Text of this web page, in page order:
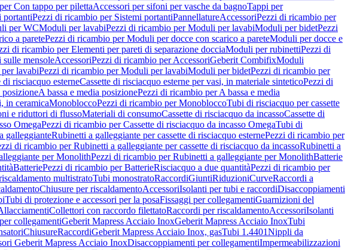
Con tappo per pilettaAccessori per sifoni per vasche da bagnoTappi per
portantiPezzi di ricambio per Sistemi portantiPannellatureAccessoriPezzi di ricambio per
per WCModuli per lavabiPezzi di ricambio per Moduli per lavabiModuli per bidetPezzi
a paretePezzi di ricambio per Moduli per docce con scarico a pareteModuli per docce e
di ricambio per Elementi per pareti di separazione docciaModuli per rubinettiPezzi di
mensoleAccessoriPezzi di ricambio per AccessoriGeberit CombifixModuli
lavabiPezzi di ricambio per Moduli per lavabiModuli per bidetPezzi di ricambio per
di risciacquo esterneCassette di risciacquo esterne per vasi, in materiale sinteticoPezzi di
A bassa e media posizionePezzi di ricambio per A bassa e media
in ceramicaMonobloccoPezzi di ricambio per MonobloccoTubi di risciacquo per cassette
e riduttori di flussoMateriali di consumoCassette di risciacquo da incassoCassette di
OmegaPezzi di ricambio per Cassette di risciacquo da incasso OmegaTubi di
galleggianteRubinetti a galleggiante per cassette di risciacquo esternePezzi di ricambio per
di ricambio per Rubinetti a galleggiante per cassette di risciacquo da incassoRubinetti a
per MonolithPezzi di ricambio per Rubinetti a galleggiante per MonolithBatterie
BatteriePezzi di ricambio per BatterieRisciacquo a due quantitàPezzi di ricambio per
multistratoTubi monostratoRaccordiGiuntiRiduzioniCurveRaccordi a
Chiusure per riscaldamentoAccessoriIsolanti per tubi e raccordiDisaccoppiamenti
Tubi di protezione e accessori per la posaFissaggi per collegamentiGuarnizioni del
Collettori con raccordo filettatoRaccordi per riscaldamentoAccessoriIsolanti
collegamentiGeberit Mapress Acciaio InoxGeberit Mapress Acciaio InoxTubi
ChiusureRaccordiGeberit Mapress Acciaio Inox, gasTubi 1.4401Nippli da
Geberit Mapress Acciaio InoxDisaccoppiamenti per collegamentiImpermeabilizzazioni